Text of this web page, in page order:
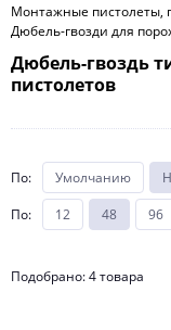
Монтажные пистолеты,
Дюбель-гвозди для
Дюбель-гвоздь
пистолетов
По: Умолчанию
По: 12 48 96
Подобрано: 4 товара